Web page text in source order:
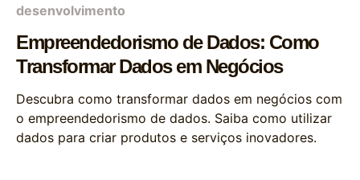
desenvolvimento
Empreendedorismo de Dados: Como
Transformar Dados em Negócios
Descubra como transformar dados em negócios com
o empreendedorismo de dados. Saiba como utilizar
dados para criar produtos e serviços inovadores.